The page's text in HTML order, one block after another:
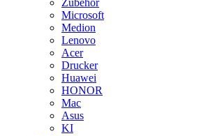
Zubehör
Microsoft
Medion
Lenovo
Acer
Drucker
Huawei
HONOR
Mac
Asus
KI